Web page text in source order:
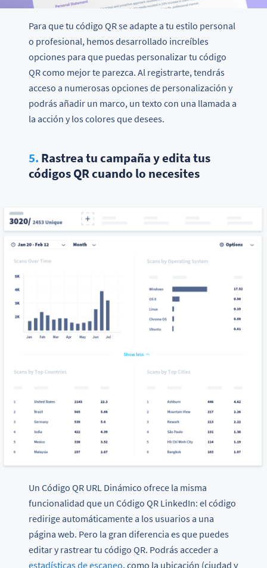
Para que tu código QR se adapte a tu estilo personal
o profesional, hemos desarrollado increíbles
opciones para que puedas personalizar tu código
QR como mejor te parezca. Al registrarte, tendrás
acceso a numerosas opciones de personalización y
podrás añadir un marco, un texto con una llamada a
la acción y los colores que desees.
5. Rastrea tu campaña y edita tus
códigos QR cuando lo necesites
Un Código QR URL Dinámico ofrece la misma
funcionalidad que un Código QR LinkedIn: el código
redirige automáticamente a los usuarios a una
página web. Pero la gran diferencia es que puedes
editar y rastrear tu código QR. Podrás acceder a
estadísticas de escaneo, como la ubicación (ciudad y